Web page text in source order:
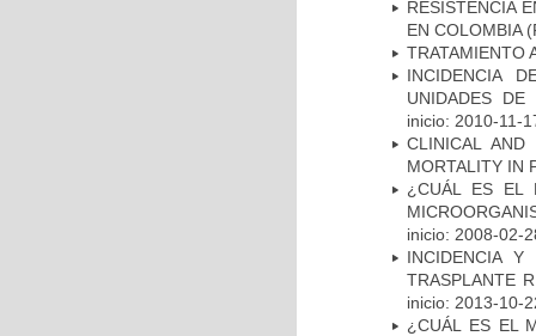
RESISTENCIA
EN COLOMBIA
TRATAMIENTO
INCIDENCIA
UNIDADES DE
inicio: 2010-11-
CLINICAL AND
MORTALITY IN
¿CUÁL ES EL
inicio: 2008-02-
INCIDENCIA Y
TRASPLANTE
inicio: 2013-10-
¿CUÁL ES EL